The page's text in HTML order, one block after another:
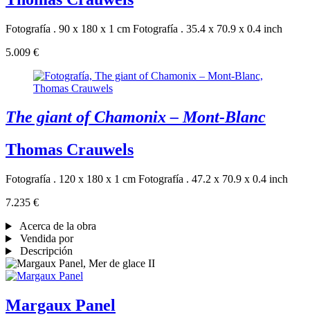
Fotografía . 90 x 180 x 1 cm Fotografía . 35.4 x 70.9 x 0.4 inch
5.009 €
The giant of Chamonix – Mont-Blanc
Thomas Crauwels
Fotografía . 120 x 180 x 1 cm Fotografía . 47.2 x 70.9 x 0.4 inch
7.235 €
Acerca de la obra
Vendida por
Descripción
Margaux Panel